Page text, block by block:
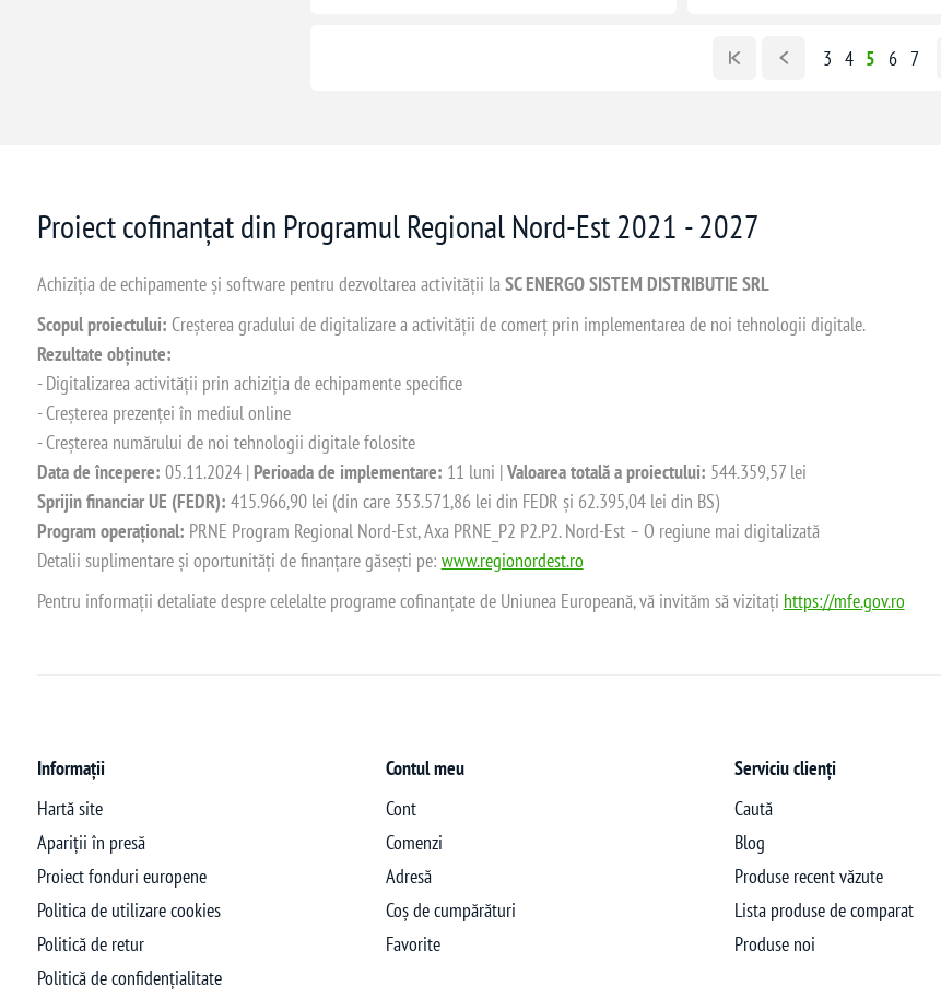
3 4 5 6 7
Proiect cofinanțat din Programul Regional Nord-Est 2021 - 2027
Achiziția de echipamente și software pentru dezvoltarea activității laSC ENERGO SISTEM DISTRIBUTIE SRL
Scopul proiectului: Creșterea gradului de digitalizare a activității de comerț prin implementarea de noi tehnologii digitale.
Rezultate obținute:
- Digitalizarea activității prin achiziția de echipamente specifice
- Creșterea prezenței în mediul online
- Creșterea numărului de noi tehnologii digitale folosite
Data de începere: 05.11.2024 | Perioada de implementare: 11 luni |Valoarea totală a proiectului: 544.359,57 lei
Sprijin financiar UE (FEDR): 415.966,90 lei (din care 353.571,86 lei din FEDR și 62.395,04 lei din BS)
Program operațional: PRNE Program Regional Nord-Est, Axa PRNE_P2 P2.P2. Nord-Est – O regiune mai digitalizată
Detalii suplimentare și oportunități de finanțare găsești pe: www.regionordest.ro
Pentru informații detaliate despre celelalte programe cofinanțate de Uniunea Europeană, vă invităm să vizitați https://mfe.gov.ro
Informații
Hartă site
Apariții în presă
Proiect fonduri europene
Politica de utilizare cookies
Politică de retur
Politică de confidențialitate
Contul meu
Cont
Comenzi
Adresă
Coș de cumpărături
Favorite
Serviciu clienți
Caută
Blog
Produse recent văzute
Lista produse de comparat
Produse noi